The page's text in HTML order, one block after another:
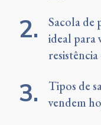
Sacola de
ideal para
Tipos de
vendem